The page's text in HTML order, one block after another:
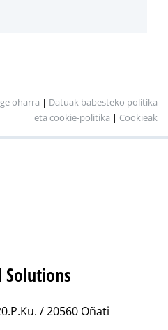
oharra | Datuak babesteko politika
eta cookie-politika | Cookieak
Solutions
/ 20560 Oñati